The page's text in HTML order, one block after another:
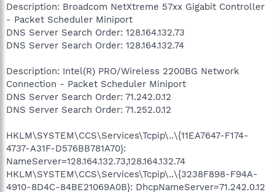
Description: Broadcom NetXtreme 57xx Gigabit Controller
- Packet Scheduler Miniport
DNS Server Search Order: 128.164.132.73
DNS Server Search Order: 128.164.132.74
Description: Intel(R) PRO/Wireless 2200BG Network
Connection - Packet Scheduler Miniport
DNS Server Search Order: 71.242.0.12
DNS Server Search Order: 71.252.0.12
HKLM\SYSTEM\CCS\Services\Tcpip\..\{11EA7647-F174-
4737-A31F-D576BB781A70}:
NameServer=128.164.132.73,128.164.132.74
HKLM\SYSTEM\CCS\Services\Tcpip\..\{3238F898-F94A-
4910-8D4C-84BE21069A0B}: DhcpNameServer=71.242.0.12